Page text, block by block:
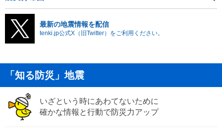
最新の地震情報を配信
tenki.jp公式X（旧Twitter）をご利用ください。
「知る防災」地震
いざという時にあわてないために
確かな情報と行動で防災力アップ